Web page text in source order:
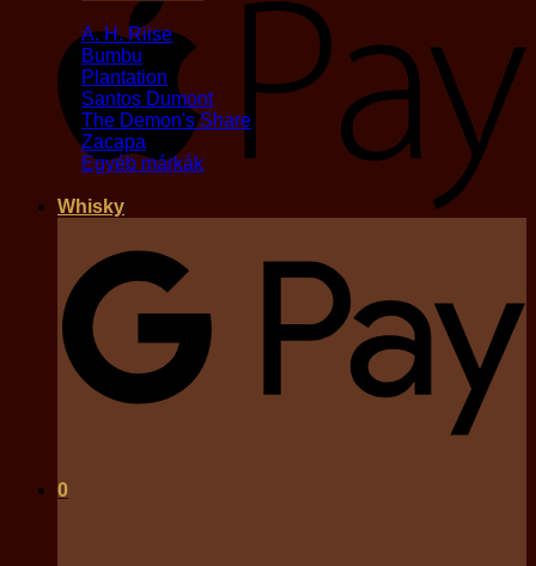
0
A. H. Riise
Bumbu
Plantation
Santos Dumont
The Demon's Share
Zacapa
Egyéb márkák
Whisky